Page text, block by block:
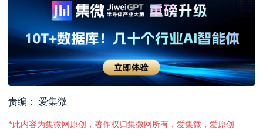
责编： 爱集微
*此内容为集微网原创，著作权归集微网所有，爱集微，爱原创